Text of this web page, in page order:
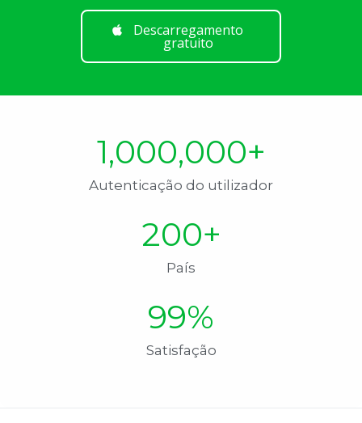
Descarregamento
gratuito
1,000,000+
Autenticação do utilizador
200+
País
99%
Satisfação